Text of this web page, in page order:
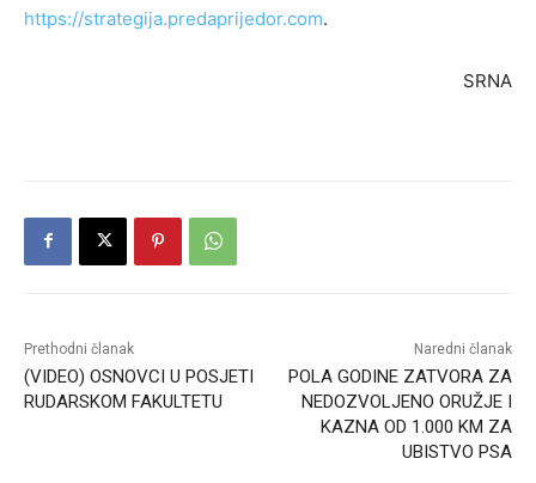
https://strategija.predaprijedor.com.
SRNA
Prethodni članak
(VIDEO) OSNOVCI U POSJETI
RUDARSKOM FAKULTETU
Naredni članak
POLA GODINE ZATVORA ZA
NEDOZVOLJENO ORUŽJE I
KAZNA OD 1.000 KM ZA
UBISTVO PSA